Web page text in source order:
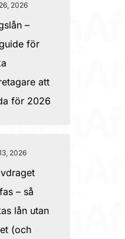
2026
–
för
att
för 2026
2026
– så
lån utan
(och